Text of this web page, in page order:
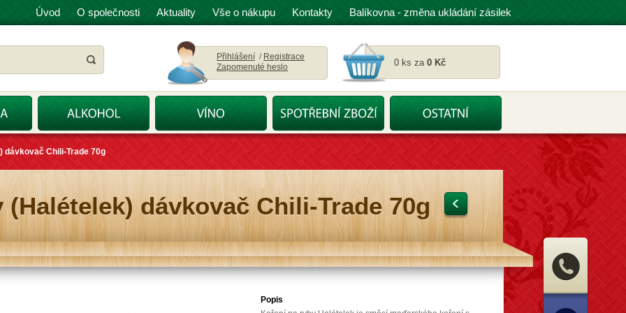
Úvod O společnosti Aktuality Vše o nákupu Kontakty Balíkovna - změna ukládání zásilek
Přihlášení / Registrace
Zapomenuté heslo
0 ks za 0 Kč
Chili-Trade 70g
dávkovač Chili-Trade 70g
Popis